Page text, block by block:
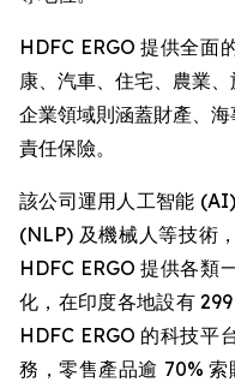
HDFC ERGO 提供全面
康、汽車、住宅、農業
企業領域則涵蓋財產、
責任保險。
該公司運用人工智能
(NLP) 及機械人等技術
HDFC ERGO 提供各類
化，在印度各地設有
HDFC ERGO 的科技平
務，零售產品逾 70%